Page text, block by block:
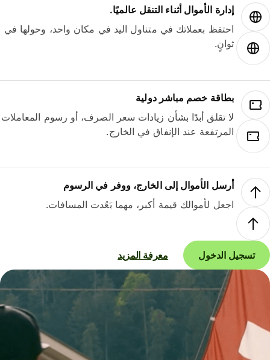
إدارة الأموال أثناء التنقل عالميًا.
احتفظ بعملاتك في متناول اليد في مكان واحد، وحولها في
ثوانٍ.
بطاقة خصم مباشر دولية
لا تقلق أبدًا بشأن زيادات سعر الصرف، أو رسوم المعاملات
المرتفعة عند الإنفاق في الخارج.
أرسل الأموال إلى الخارج، ووفر في الرسوم
اجعل لأموالك قيمة أكبر، مهما بَعُدت المسافات.
تسجيل الدخول معرفة المزيد